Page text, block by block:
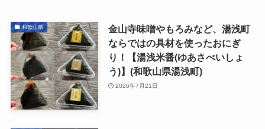
和歌山県
金山寺味噌やもろみなど、湯浅町
ならではの具材を使ったおにぎ
り！【湯浅米醤(ゆあさべいしょ
う)】(和歌山県湯浅町)
2026年7月21日